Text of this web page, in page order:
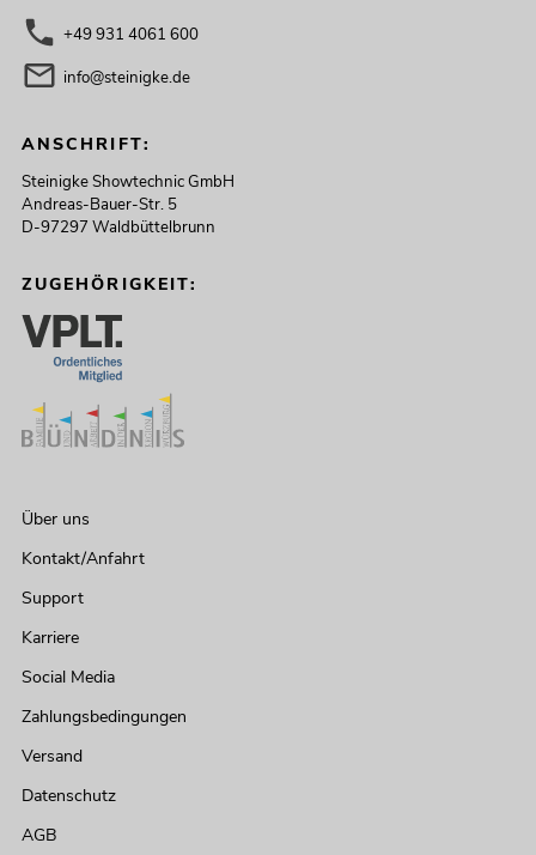
+49 931 4061 600
info@steinigke.de
ANSCHRIFT:
Steinigke Showtechnic GmbH
Andreas-Bauer-Str. 5
D-97297 Waldbüttelbrunn
ZUGEHÖRIGKEIT:
Über uns
Kontakt/Anfahrt
Support
Karriere
Social Media
Zahlungsbedingungen
Versand
Datenschutz
AGB